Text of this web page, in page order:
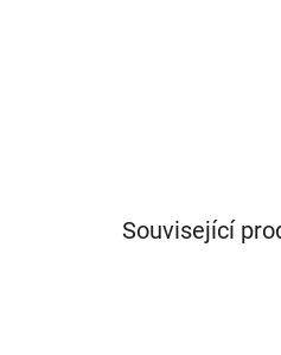
Související